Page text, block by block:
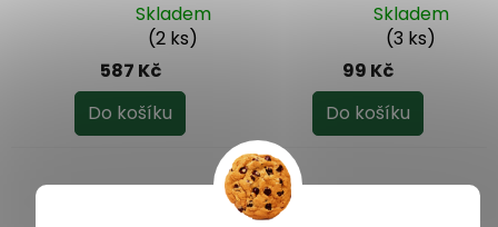
produktu
hvězdiček.
Skladem
(2 ks)
587 Kč
Do košíku
z
5
hvězdiček.
Skladem
(3 ks)
99 Kč
Do košíku